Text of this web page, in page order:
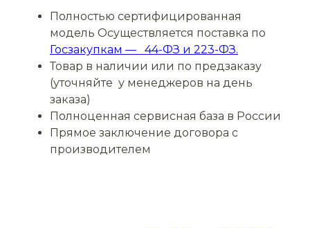
Полностью сертифицированная
модель Осуществляется поставка по
Госзакупкам —
44-ФЗ и 223-ФЗ.
Товар в наличии или по предзаказу
(уточняйте у менеджеров на день
заказа)
Полноценная сервисная база в России
Прямое заключение договора с
производителем